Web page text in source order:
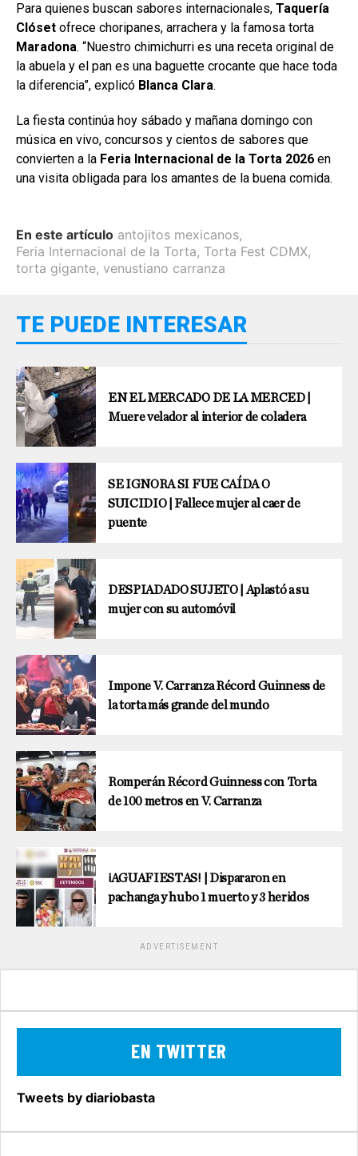
Para quienes buscan sabores internacionales, Taquería
Clóset ofrece choripanes, arrachera y la famosa torta
Maradona. “Nuestro chimichurri es una receta original de
la abuela y el pan es una baguette crocante que hace toda
la diferencia”, explicó Blanca Clara.
La fiesta continúa hoy sábado y mañana domingo con
música en vivo, concursos y cientos de sabores que
convierten a la Feria Internacional de la Torta 2026 en
una visita obligada para los amantes de la buena comida.
En este artículo antojitos mexicanos,
Feria Internacional de la Torta, Torta Fest CDMX,
torta gigante, venustiano carranza
TE PUEDE INTERESAR
EN EL MERCADO DE LA MERCED |
Muere velador al interior de coladera
SE IGNORA SI FUE CAÍDA O
SUICIDIO | Fallece mujer al caer de
puente
DESPIADADO SUJETO | Aplastó a su
mujer con su automóvil
Impone V. Carranza Récord Guinness de
la torta más grande del mundo
Romperán Récord Guinness con Torta
de 100 metros en V. Carranza
¡AGUAFIESTAS! | Dispararon en
pachanga y hubo 1 muerto y 3 heridos
ADVERTISEMENT
EN TWITTER
Tweets by diariobasta